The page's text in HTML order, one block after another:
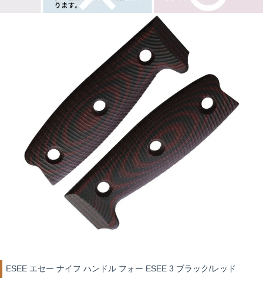
ESEE エセー ナイフ ハンドル フォー ESEE 3 ブラック/レッド